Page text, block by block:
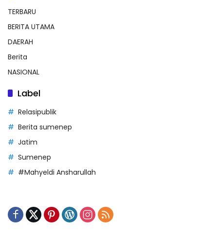
TERBARU
BERITA UTAMA
DAERAH
Berita
NASIONAL
Label
Relasipublik
Berita sumenep
Jatim
Sumenep
#Mahyeldi Ansharullah